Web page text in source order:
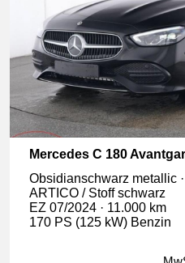
Mercedes C 180
Obsidianschwarz metallic
ARTICO / Stoff schwarz
EZ 07/2024 · 11.000 km
170 PS (125 kW) Benzin